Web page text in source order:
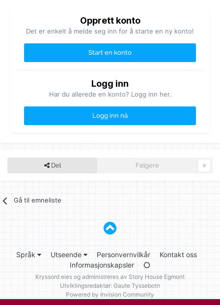
Opprett konto
Det er enkelt å melde seg inn for å starte en ny konto!
Start en konto
Logg inn
Har du allerede en konto? Logg inn her.
Logg inn nå
Del Følgere 0
Gå til emneliste
Språk Utseende Personvernvilkår
Kontakt oss
Informasjonskapsler
Kryssord eies og administreres av Story House Egmont
Utviklingsredaktør: Gaute Tyssebotn
Powered by Invision Community